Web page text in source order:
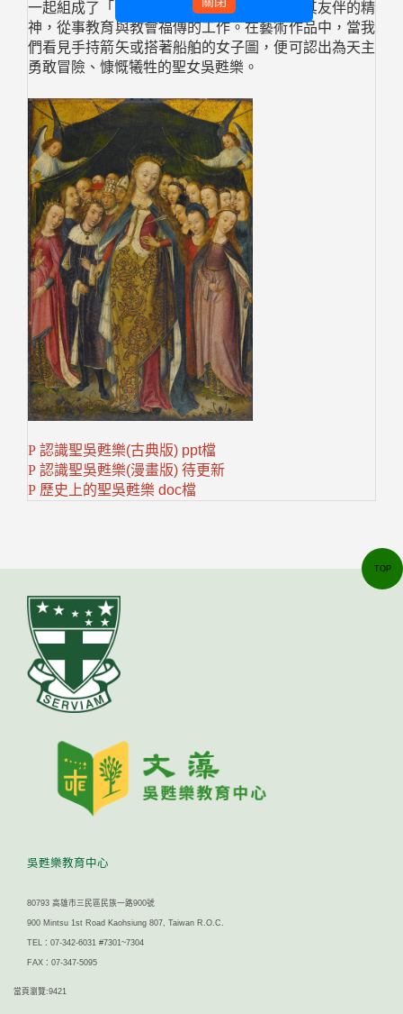
一起組成了「聖吳甦樂會」效法聖吳甦樂與其友伴的精
神，從事教育與教會福傳的工作。在藝術作品中，當我
們看見手持箭矢或搭著船舶的女子圖，便可認出為天主
勇敢冒險、慷慨犧牲的聖女吳甦樂。
P 認識聖吳甦樂(古典版) ppt檔
P 認識聖吳甦樂(漫畫版) 待更新
P 歷史上的聖吳甦樂 doc檔
吳甦樂教育中心
80793 高雄市三民區民族一路900號
900 Mintsu 1st Road Kaohsiung 807, Taiwan R.O.C.
TEL：07-342-6031 #7301~7304
FAX：07-347-5095
當頁瀏覽:9421
TOP